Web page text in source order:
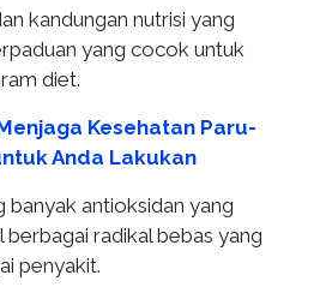
kandungan nutrisi yang
yang cocok untuk
diet.
Kesehatan Paru-
Anda Lakukan
banyak antioksidan yang
radikal bebas yang
penyakit.